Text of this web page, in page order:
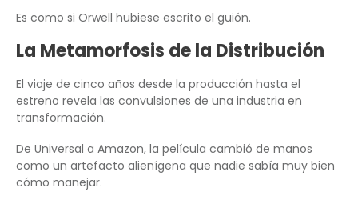
Es como si Orwell hubiese escrito el guión.
La Metamorfosis de la Distribución
El viaje de cinco años desde la producción hasta el
estreno revela las convulsiones de una industria en
transformación.
De Universal a Amazon, la película cambió de manos
como un artefacto alienígena que nadie sabía muy bien
cómo manejar.